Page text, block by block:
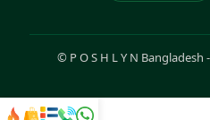
© P O S H L Y N